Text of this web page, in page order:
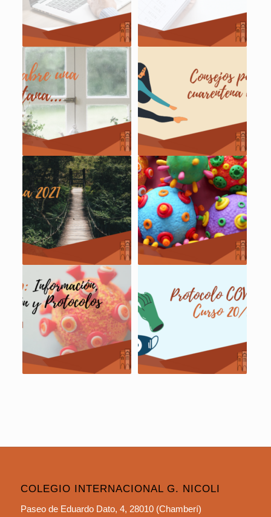
COLEGIO INTERNACIONAL G. NICOLI
Paseo de Eduardo Dato, 4, 28010 (Chamberí)